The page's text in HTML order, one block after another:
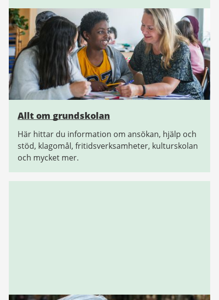
Allt om grundskolan
Här hittar du information om ansökan, hjälp och
stöd, klagomål, fritidsverksamheter, kulturskolan
och mycket mer.